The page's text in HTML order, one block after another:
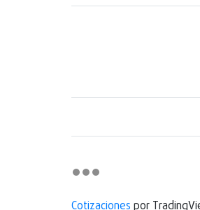
Cotizaciones por